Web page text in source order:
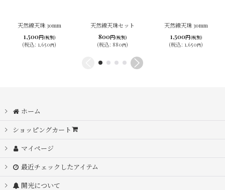
天然線天珠 30mm
1,500円(税別)
(税込: 1,650円)
天然線天珠セット
800円(税別)
(税込: 880円)
天然線天珠 30mm
1,500円(税別)
(税込: 1,650円)
ホーム
ショッピングカート
マイページ
最近チェックしたアイテム
開光について